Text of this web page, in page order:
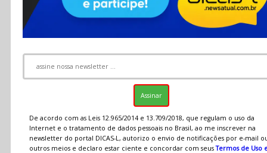
De acordo com as Leis 12.965/2014 e 13.709/2018, que regulam o uso da
Internet e o tratamento de dados pessoais no Brasil, ao me inscrever na
newsletter do portal DICAS-L, autorizo o envio de notificações por e-mail
outros meios e declaro estar ciente e concordar com seusTermos de Uso